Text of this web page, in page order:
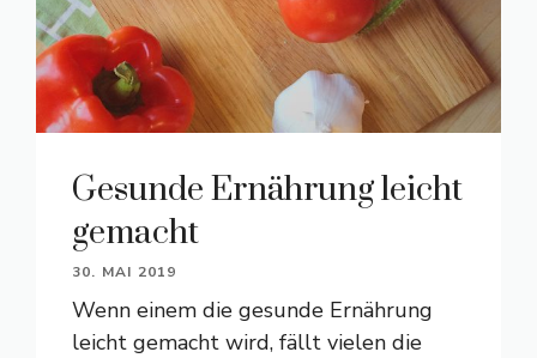
Gesunde Ernährung leicht
gemacht
30. MAI 2019
Wenn einem die gesunde Ernährung
leicht gemacht wird, fällt vielen die